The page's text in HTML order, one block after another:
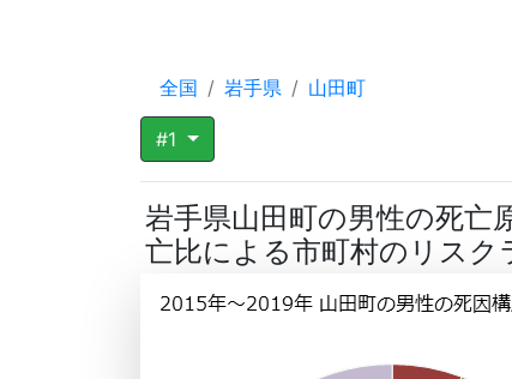
全国 岩手県 山田町
#1
岩手県山田町の男性の死亡
亡比による市町村のリスク